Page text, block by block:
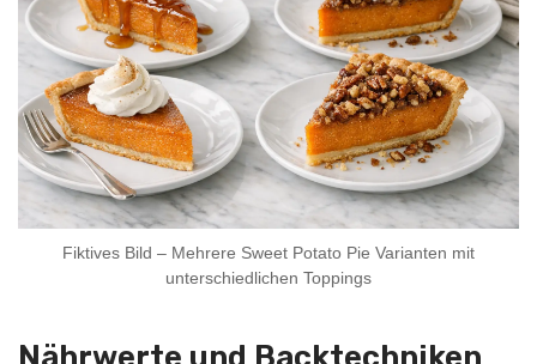
Fiktives Bild – Mehrere Sweet Potato Pie Varianten mit
unterschiedlichen Toppings
Nährwerte und Backtechniken